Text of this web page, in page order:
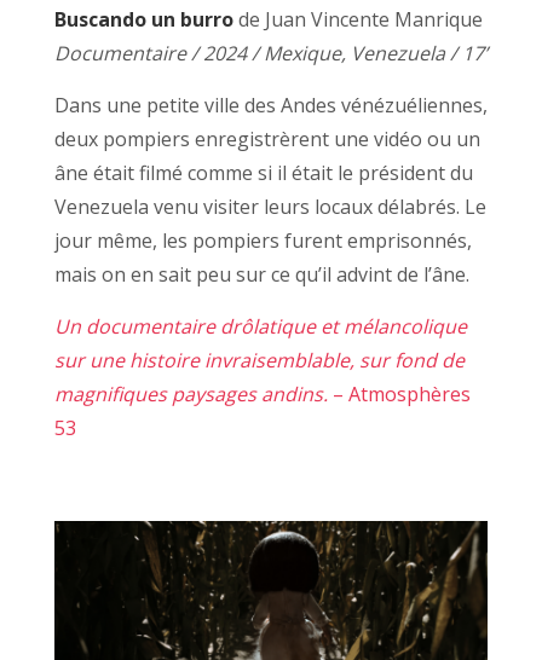
Buscando un burrode Juan Vincente Manrique
Documentaire / 2024 / Mexique, Venezuela / 17’
Dans une petite ville des Andes vénézuéliennes,
deux pompiers enregistrèrent une vidéo ou un
âne était filmé comme si il était le président du
Venezuela venu visiter leurs locaux délabrés. Le
jour même, les pompiers furent emprisonnés,
mais on en sait peu sur ce qu’il advint de l’âne.
Un documentaire drôlatique et mélancolique
sur une histoire invraisemblable, sur fond de
magnifiques paysages andins. – Atmosphères
53